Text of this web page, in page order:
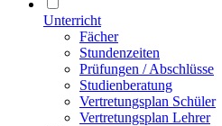
Unterricht
Fächer
Stundenzeiten
Prüfungen / Abschlüsse
Studienberatung
Vertretungsplan Schüler
Vertretungsplan Lehrer